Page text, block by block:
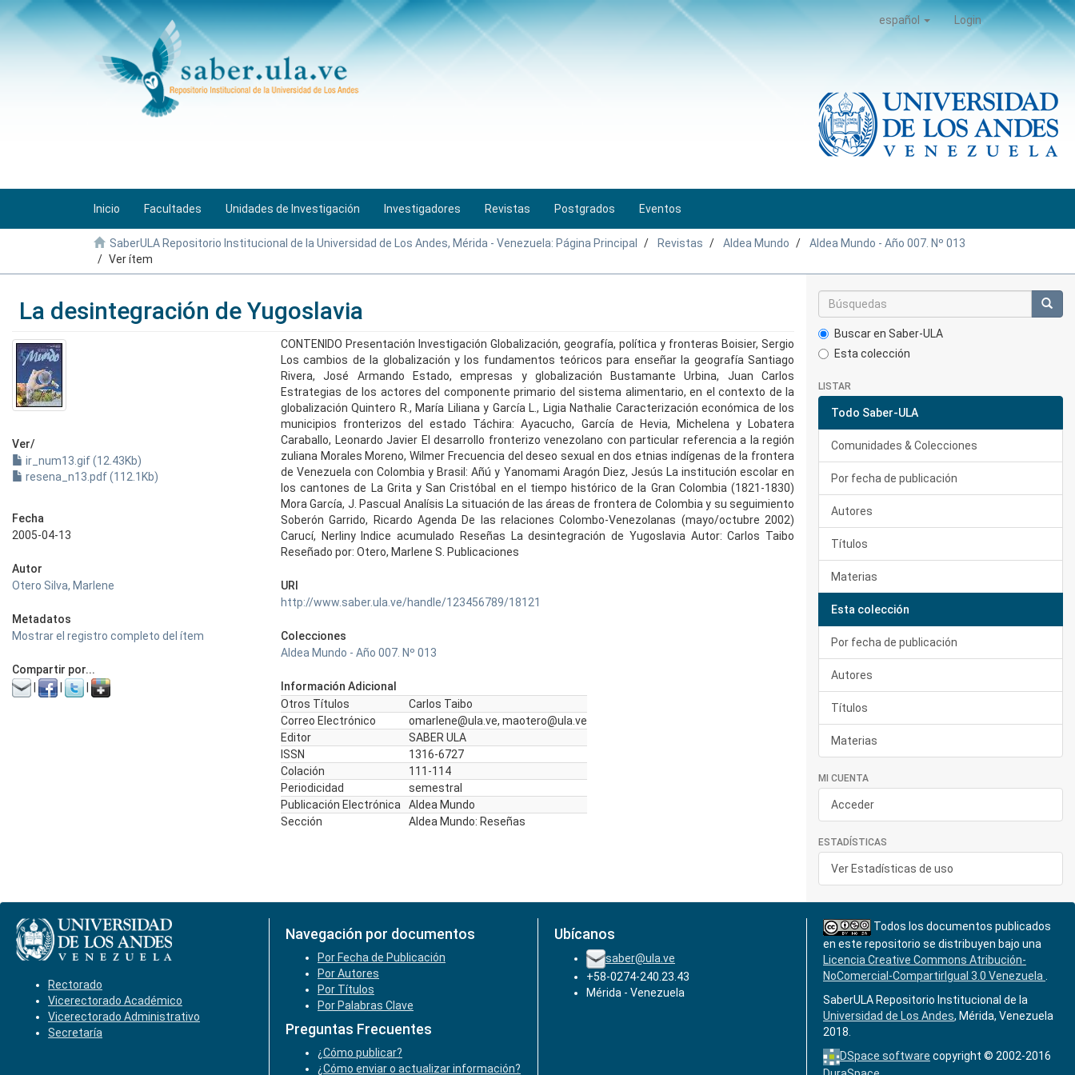
español Login
Inicio Facultades Unidades de Investigación Investigadores Revistas Postgrados Eventos
SaberULA Repositorio Institucional de la Universidad de Los Andes, Mérida - Venezuela: Página Principal Revistas Aldea Mundo
Aldea Mundo - Año 007. Nº 013
Ver ítem
La desintegración de Yugoslavia
Ver/
ir_num13.gif (12.43Kb)
resena_n13.pdf (112.1Kb)
Fecha
2005-04-13
Autor
Otero Silva, Marlene
Metadatos
Mostrar el registro completo del ítem
Compartir por...
CONTENIDO Presentación Investigación Globalización, geografía, política y fronteras Boisier, Sergio
Los cambios de la globalización y los fundamentos teóricos para enseñar la geografía Santiago
Rivera, José Armando Estado, empresas y globalización Bustamante Urbina, Juan Carlos
Estrategias de los actores del componente primario del sistema alimentario, en el contexto de la
globalización Quintero R., María Liliana y García L., Ligia Nathalie Caracterización económica de los
municipios fronterizos del estado Táchira: Ayacucho, García de Hevia, Michelena y Lobatera
Caraballo, Leonardo Javier El desarrollo fronterizo venezolano con particular referencia a la región
zuliana Morales Moreno, Wilmer Frecuencia del deseo sexual en dos etnias indígenas de la frontera
de Venezuela con Colombia y Brasil: Añú y Yanomami Aragón Diez, Jesús La institución escolar en
los cantones de La Grita y San Cristóbal en el tiempo histórico de la Gran Colombia (1821-1830)
Mora García, J. Pascual Analísis La situación de las áreas de frontera de Colombia y su seguimiento
Soberón Garrido, Ricardo Agenda De las relaciones Colombo-Venezolanas (mayo/octubre 2002)
Carucí, Nerliny Indice acumulado Reseñas La desintegración de Yugoslavia Autor: Carlos Taibo
Reseñado por: Otero, Marlene S. Publicaciones
URI
http://www.saber.ula.ve/handle/123456789/18121
Colecciones
Aldea Mundo - Año 007. Nº 013
Información Adicional
Otros Títulos
Carlos Taibo
Correo Electrónico
omarlene@ula.ve, maotero@ula.ve
Editor
SABER ULA
ISSN
1316-6727
Colación
111-114
Periodicidad
semestral
Publicación Electrónica
Aldea Mundo
Sección
Aldea Mundo: Reseñas
Buscar en Saber-ULA
Esta colección
LISTAR
Todo Saber-ULA
Comunidades & Colecciones
Por fecha de publicación
Autores
Títulos
Materias
Esta colección
Por fecha de publicación
Autores
Títulos
Materias
MI CUENTA
Acceder
ESTADÍSTICAS
Ver Estadísticas de uso
Rectorado
Vicerectorado Académico
Vicerectorado Administrativo
Secretaría
Navegación por documentos
Por Fecha de Publicación
Por Autores
Por Títulos
Por Palabras Clave
Preguntas Frecuentes
¿Cómo publicar?
¿Cómo enviar o actualizar información?
Ubícanos
saber@ula.ve
+58-0274-240.23.43
Mérida - Venezuela
Todos los documentos publicados
en este repositorio se distribuyen bajo una
Licencia Creative Commons Atribución-
NoComercial-CompartirIgual 3.0 Venezuela
SaberULA Repositorio Institucional de la
Universidad de Los Andes, Mérida, Venezuela
2018.
DSpace software copyright © 2002-2016